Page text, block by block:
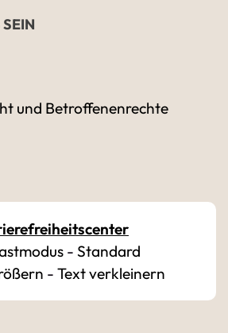
und Betroffenenrechte
- Standard
- Text verkleinern
gekennzeichneten Felder
*
eine gültige E-Mail-Adresse